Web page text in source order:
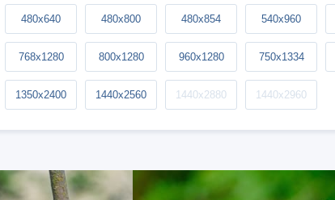
480x640 480x800 480x854 540x960
768x1280 800x1280 960x1280 750x1334
1350x2400 1440x2560 1440x2880 1440x2960